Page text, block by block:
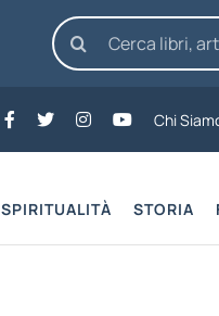
Cerca
per:
Chi
SPIRITUALITÀ STORIA